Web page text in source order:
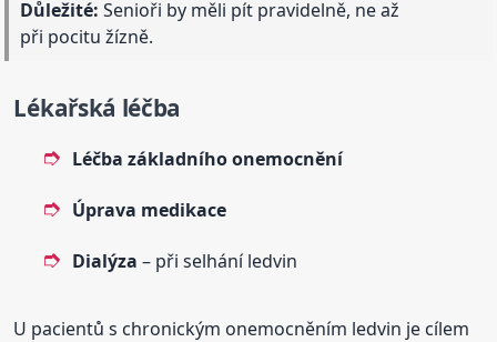
Důležité: Senioři by měli pít pravidelně, ne až
při pocitu žízně.
Lékařská léčba
Léčba základního onemocnění
Úprava medikace
Dialýza – při selhání ledvin
U pacientů s chronickým onemocněním ledvin je cílem